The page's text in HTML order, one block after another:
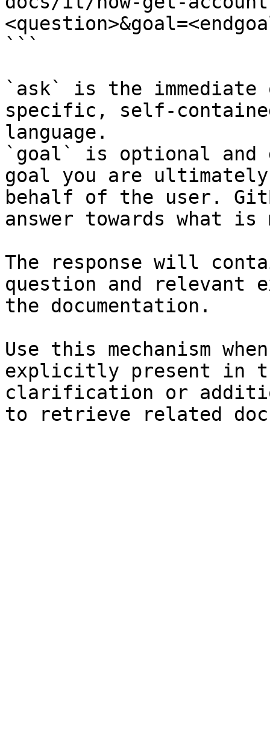
```
`ask` is the
specific, self-
language.
`goal` is optional and
goal you are
behalf of the user.
answer towards what
The response will
question and relevant
the documentation.
Use this mechanism
explicitly present in
clarification or